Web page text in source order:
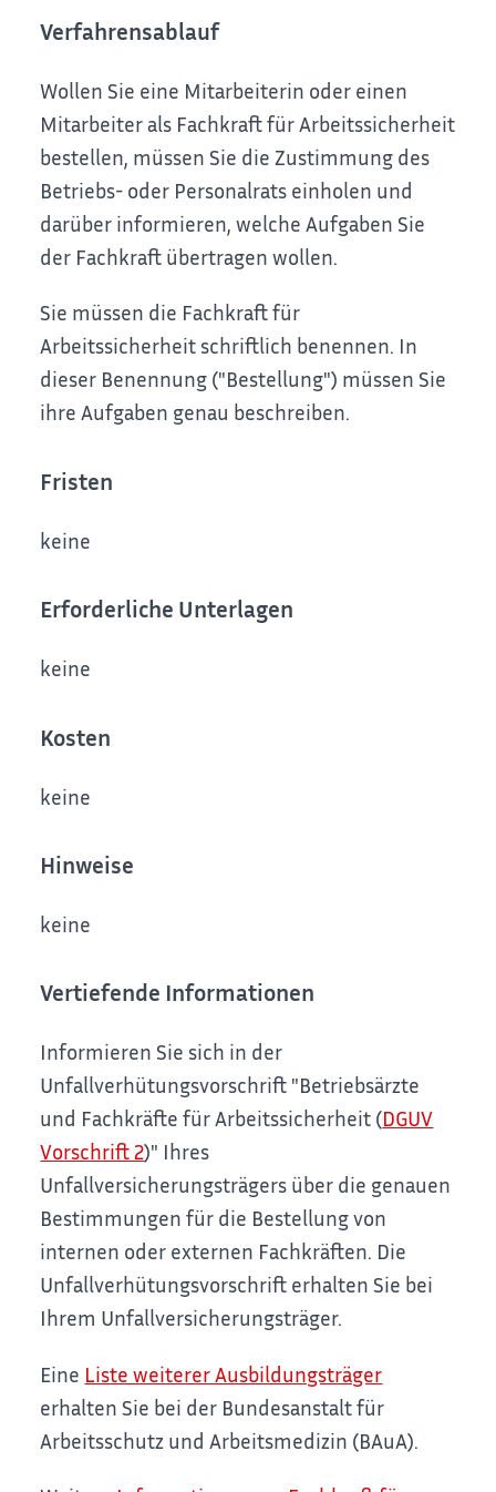
Verfahrensablauf
Wollen Sie eine Mitarbeiterin oder einen
Mitarbeiter als Fachkraft für Arbeitssicherheit
bestellen, müssen Sie die Zustimmung des
Betriebs- oder Personalrats einholen und
darüber informieren, welche Aufgaben Sie
der Fachkraft übertragen wollen.
Sie müssen die Fachkraft für
Arbeitssicherheit schriftlich benennen. In
dieser Benennung ("Bestellung") müssen Sie
ihre Aufgaben genau beschreiben.
Fristen
keine
Erforderliche Unterlagen
keine
Kosten
keine
Hinweise
keine
Vertiefende Informationen
Informieren Sie sich in der
Unfallverhütungsvorschrift "Betriebsärzte
und Fachkräfte für Arbeitssicherheit (DGUV
Vorschrift 2)" Ihres
Unfallversicherungsträgers über die genauen
Bestimmungen für die Bestellung von
internen oder externen Fachkräften. Die
Unfallverhütungsvorschrift erhalten Sie bei
Ihrem Unfallversicherungsträger.
Eine Liste weiterer Ausbildungsträger
erhalten Sie bei der Bundesanstalt für
Arbeitsschutz und Arbeitsmedizin (BAuA).